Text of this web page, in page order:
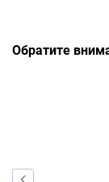
Обратите